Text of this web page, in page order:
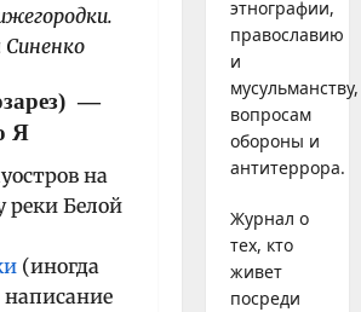
—
Я
на
реки Белой
(иногда
написание
этнографии,
православию
и
мусульманству,
вопросам
обороны и
антитеррора.
Журнал о
тех, кто
живет
посреди